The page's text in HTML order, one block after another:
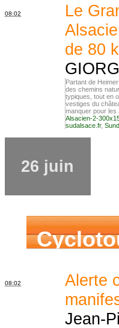
08:02
Le
de 80
Partant de
des chemins
typiques, tout en
vestiges du
manquer pour
Alsacien-2-
sudalsace.fr,
26 juin
08:02
Alerte
Jean-